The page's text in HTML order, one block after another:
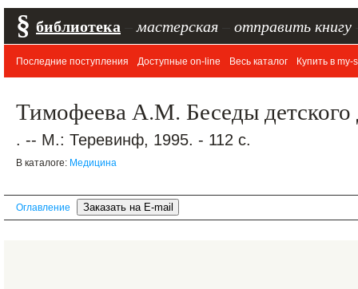
§ библиотека мастерская отправить книгу
Последние поступления Доступные on-line Весь каталог Купить в my-
Тимофеева А.М. Беседы детского
. -- М.: Теревинф, 1995. - 112 с.
В каталоге: Медицина
Оглавление